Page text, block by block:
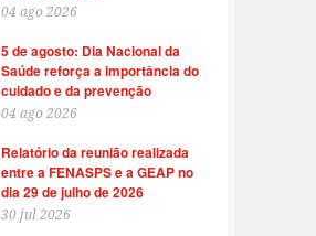
04 ago 2026
5 de agosto: Dia Nacional da
Saúde reforça a importância do
cuidado e da prevenção
04 ago 2026
Relatório da reunião realizada
entre a FENASPS e a GEAP no
dia 29 de julho de 2026
30 jul 2026